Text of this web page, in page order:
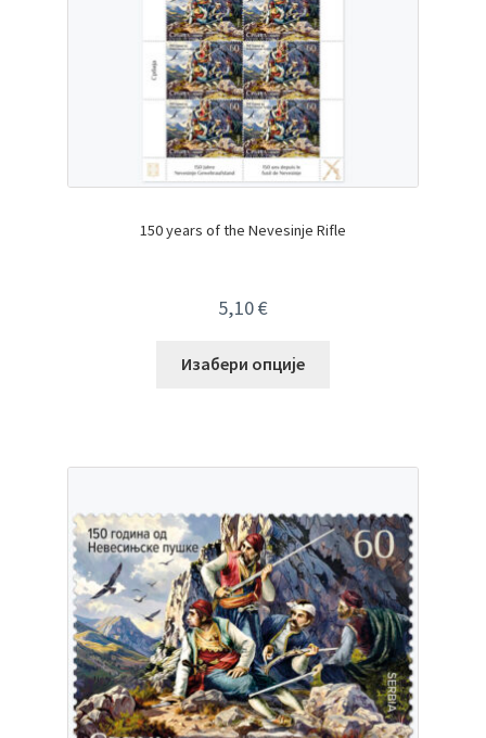
150 years of the Nevesinje Rifle
5,10€
Изабери опције